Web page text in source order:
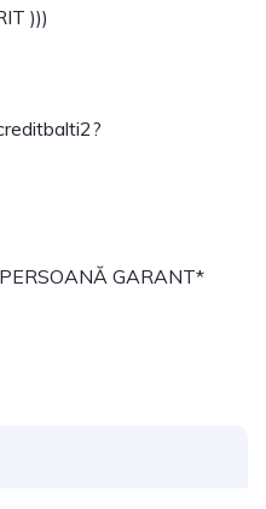
)))
GARANT*